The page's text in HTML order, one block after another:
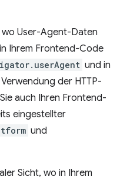
User-Agent-Daten
Ihrem Frontend-Code
und in
der HTTP-
auch Ihren Frontend-
eingestellter
und
Sicht, wo in Ihrem